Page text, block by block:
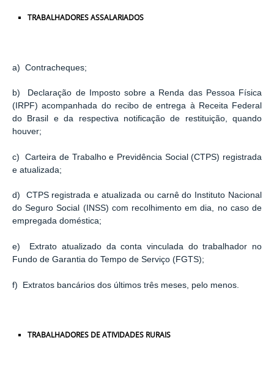
TRABALHADORESASSALARIADOS
a) Contracheques;
b) Declaração de Imposto sobre a Renda das Pessoa Física
(IRPF) acompanhada do recibo de entrega à Receita Federal
do Brasil e da respectiva notificação de restituição, quando
houver;
c) Carteira de Trabalho e Previdência Social (CTPS) registrada
e atualizada;
d) CTPS registrada e atualizada ou carnê do Instituto Nacional
do Seguro Social (INSS) com recolhimento em dia, no caso de
empregada doméstica;
e) Extrato atualizado da conta vinculada do trabalhador no
Fundo de Garantia do Tempo de Serviço (FGTS);
f) Extratos bancários dos últimos três meses, pelo menos.
TRABALHADORES DE ATIVIDADES RURAIS